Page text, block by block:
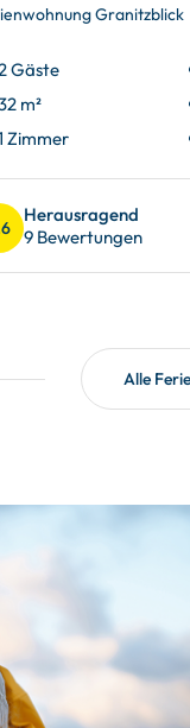
Granitzblick
Gäste
m²
Zimmer
Herausragend
9 Bewertungen
Alle